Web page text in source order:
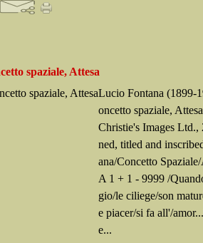
spaziale, Attesa
Lucio Fontana (1899-
oncetto spaziale,
Christie's Images Ltd.,
ned, titled and
ana/Concetto
A 1 + 1 - 9999 /
gio/le ciliege/son
e piacer/si fa all'/
e...